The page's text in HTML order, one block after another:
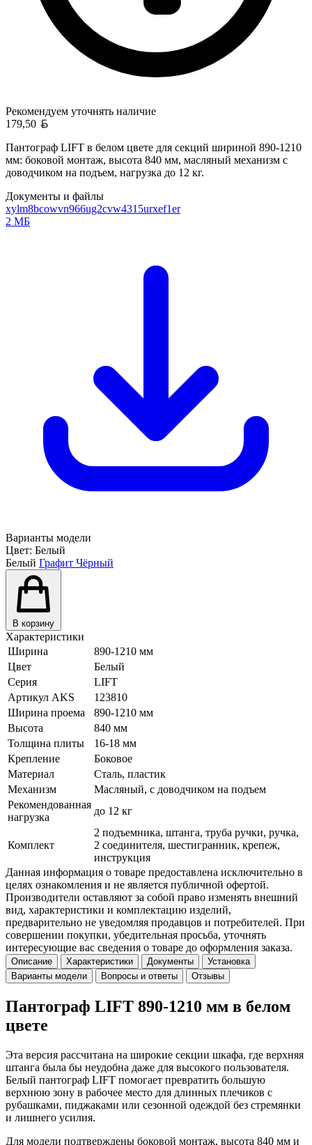
Рекомендуем уточнять наличие
179,50
Пантограф LIFT в белом цвете для секций шириной 890-1210
мм: боковой монтаж, высота 840 мм, масляный механизм с
доводчиком на подъем, нагрузка до 12 кг.
Документы и файлы
xylm8bcowvn966ug2cvw4315urxef1er
2 МБ
Варианты модели
Цвет: Белый
Белый Графит Чёрный
В корзину
Характеристики
Ширина
890-1210 мм
Цвет
Белый
Серия
LIFT
Артикул AKS
123810
Ширина проема
890-1210 мм
Высота
840 мм
Толщина плиты
16-18 мм
Крепление
Боковое
Материал
Сталь, пластик
Механизм
Масляный, с доводчиком на подъем
Рекомендованная
нагрузка
до 12 кг
Комплект
2 подъемника, штанга, труба ручки, ручка,
2 соединителя, шестигранник, крепеж,
инструкция
Данная информация о товаре предоставлена исключительно в
целях ознакомления и не является публичной офертой.
Производители оставляют за собой право изменять внешний
вид, характеристики и комплектацию изделий,
предварительно не уведомляя продавцов и потребителей. При
совершении покупки, убедительная просьба, уточнять
интересующие вас сведения о товаре до оформления заказа.
Описание Характеристики Документы
Установка
Варианты модели
Вопросы и ответы Отзывы
Пантограф LIFT 890-1210 мм в белом
цвете
Эта версия рассчитана на широкие секции шкафа, где верхняя
штанга была бы неудобна даже для высокого пользователя.
Белый пантограф LIFT помогает превратить большую
верхнюю зону в рабочее место для длинных плечиков с
рубашками, пиджаками или сезонной одеждой без стремянки
и лишнего усилия.
Для модели подтверждены боковой монтаж, высота 840 мм и